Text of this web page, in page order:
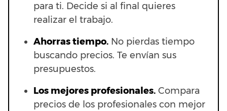
para ti. Decide si al final quieres
realizar el trabajo.
Ahorras tiempo. No pierdas tiempo
buscando precios. Te envían sus
presupuestos.
Los mejores profesionales. Compara
precios de los profesionales con mejor